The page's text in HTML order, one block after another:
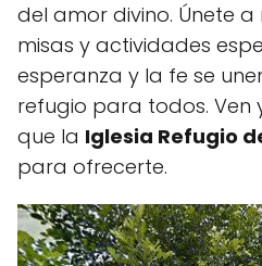
del amor divino. Únete
misas y actividades
esperanza y la fe se
refugio para todos. Ven
que la Iglesia Refugio
para ofrecerte.